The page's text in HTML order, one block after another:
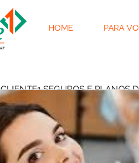
HOME PARA
CLIENTE1 SEGUROS E PLANOS